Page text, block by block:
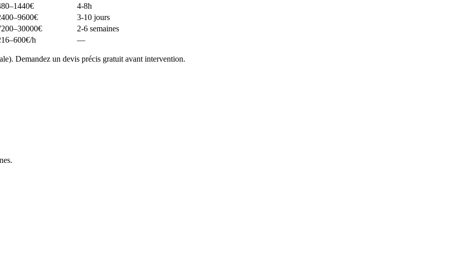
€
4-8h
€
3-10 jours
€
2-6 semaines
€/h —
Demandez un devis précis gratuit avant intervention.
.